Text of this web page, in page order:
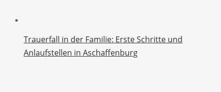
Trauerfall in der Familie: Erste Schritte und
Anlaufstellen in Aschaffenburg